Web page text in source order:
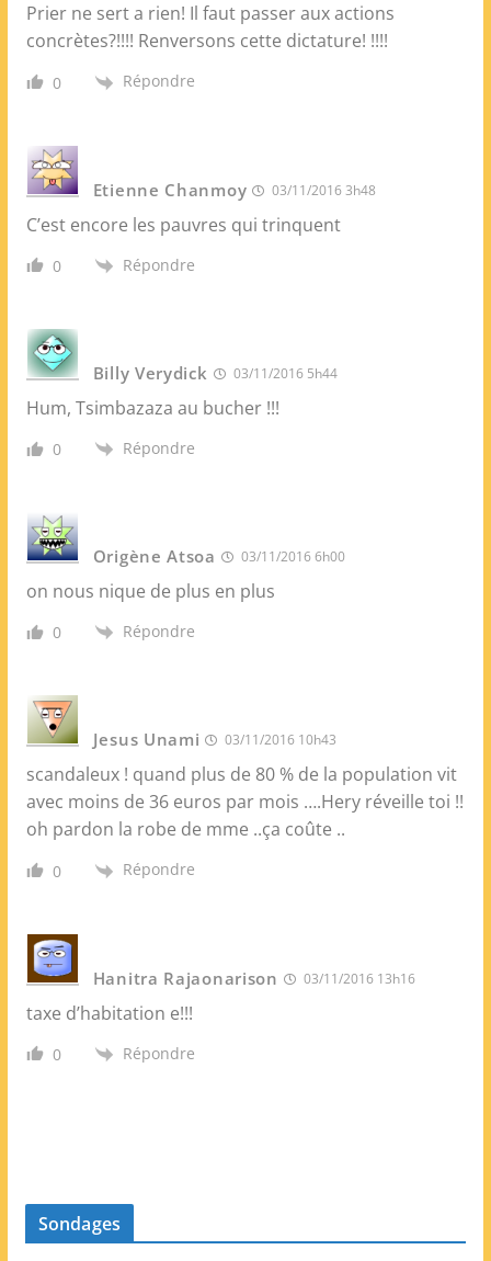
Prier ne sert a rien! Il faut passer aux actions
concrètes?!!!! Renversons cette dictature! !!!!
0 Répondre
Etienne Chanmoy 03/11/2016 3h48
C’est encore les pauvres qui trinquent
0 Répondre
Billy Verydick 03/11/2016 5h44
Hum, Tsimbazaza au bucher !!!
0 Répondre
Origène Atsoa 03/11/2016 6h00
on nous nique de plus en plus
0 Répondre
Jesus Unami 03/11/2016 10h43
scandaleux ! quand plus de 80 % de la population vit
avec moins de 36 euros par mois ….Hery réveille toi !!
oh pardon la robe de mme ..ça coûte ..
0 Répondre
Hanitra Rajaonarison 03/11/2016 13h16
taxe d’habitation e!!!
0 Répondre
Sondages